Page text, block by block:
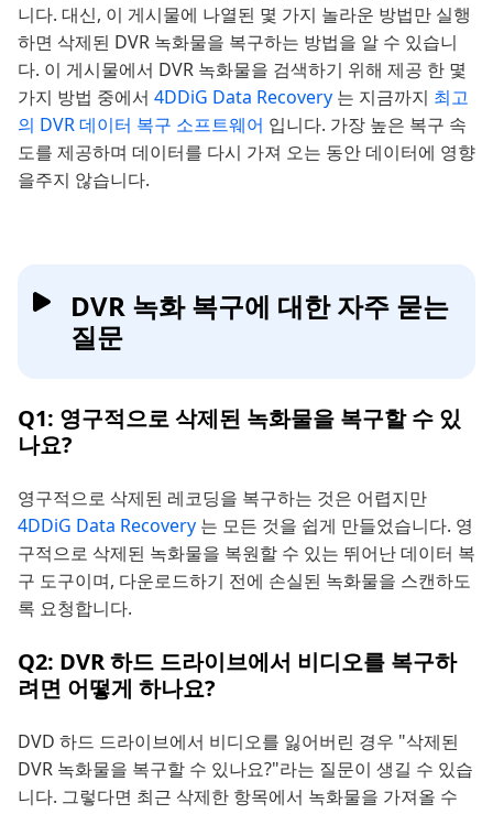
니다. 대신, 이 게시물에 나열된 몇 가지 놀라운 방법만 실행
하면 삭제된 DVR 녹화물을 복구하는 방법을 알 수 있습니
다. 이 게시물에서 DVR 녹화물을 검색하기 위해 제공 한 몇
가지 방법 중에서 4DDiG Data Recovery 는 지금까지 최고
의 DVR 데이터 복구 소프트웨어 입니다. 가장 높은 복구 속
도를 제공하며 데이터를 다시 가져 오는 동안 데이터에 영향
을주지 않습니다.
DVR 녹화 복구에 대한 자주 묻는
질문
Q1: 영구적으로 삭제된 녹화물을 복구할 수 있
나요?
영구적으로 삭제된 레코딩을 복구하는 것은 어렵지만
4DDiG Data Recovery 는 모든 것을 쉽게 만들었습니다. 영
구적으로 삭제된 녹화물을 복원할 수 있는 뛰어난 데이터 복
구 도구이며, 다운로드하기 전에 손실된 녹화물을 스캔하도
록 요청합니다.
Q2: DVR 하드 드라이브에서 비디오를 복구하
려면 어떻게 하나요?
DVD 하드 드라이브에서 비디오를 잃어버린 경우 "삭제된
DVR 녹화물을 복구할 수 있나요?"라는 질문이 생길 수 있습
니다. 그렇다면 최근 삭제한 항목에서 녹화물을 가져올 수